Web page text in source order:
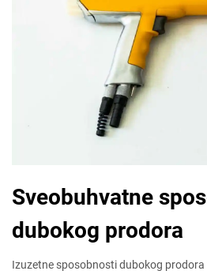
Sveobuhvatne
dubokog prodora
Izuzetne sposobnosti dubokog